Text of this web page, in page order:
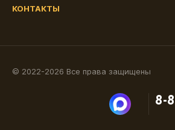
КОНТАКТЫ
© 2022-2026 Все права защищены
8-